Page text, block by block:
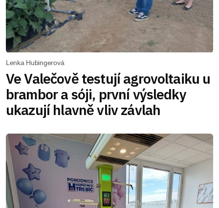
Lenka Hubingerová
Ve Valečově testují agrovoltaiku u
brambor a sóji, první výsledky
ukazují hlavně vliv závlah